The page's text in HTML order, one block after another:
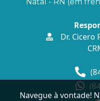
Dr. Cicero
Navegue à vontade!